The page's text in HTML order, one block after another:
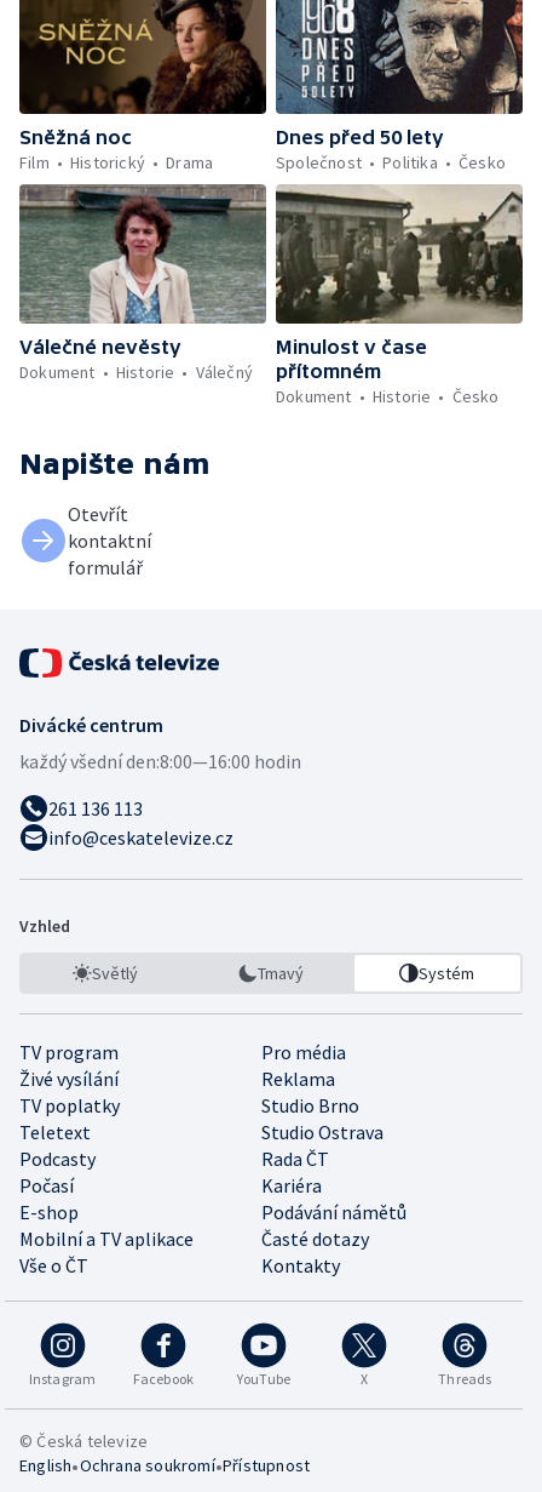
Sněžná noc
Film
Historický Drama
Dnes před 50 lety
Společnost
Politika Česko
Válečné nevěsty
Dokument
Historie Válečný
Minulost v čase
přítomném
Dokument
Historie Česko
Napište nám
Otevřít
kontaktní
formulář
Divácké centrum
každý všední den:8:00—16:00 hodin
261 136 113
info@ceskatelevize.cz
Vzhled
Světlý Tmavý Systém
TV program
Pro média
Živé vysílání
Reklama
TV poplatky
Studio Brno
Teletext
Studio Ostrava
Podcasty
Rada ČT
Počasí
Kariéra
E-shop
Podávání námětů
Mobilní a TV aplikace
Časté dotazy
Vše o ČT
Kontakty
Instagram Facebook YouTube X Threads
© Česká televize
English•Ochrana soukromí•Přístupnost